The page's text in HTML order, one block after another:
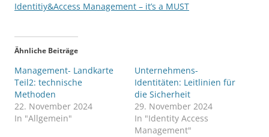
Identitiy&Access Management – it’s a MUST
Ähnliche Beiträge
Management- Landkarte
Teil2: technische
Methoden
22. November 2024
In "Allgemein"
Unternehmens-
Identitäten: Leitlinien für
die Sicherheit
29. November 2024
In "Identity Access
Management"